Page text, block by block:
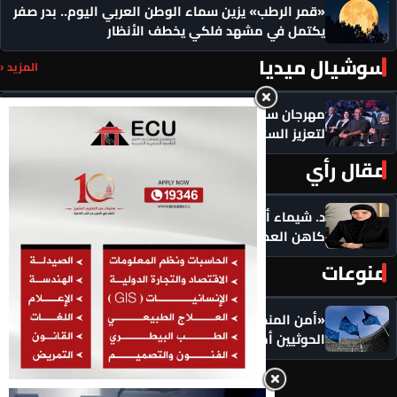
«قمر الرطب» يزين سماء الوطن العربي اليوم.. بدر صفر
يكتمل في مشهد فلكي يخطف الأنظار
سوشيال ميديا المزيد ‹
مهرجان سيمفوني للفنون يكرم رموزاً مؤثرة ويدعو
لتعزيز السلام
مقال رأي
د. شيماء أحمدين تكتب .. حين يصبح الذكاء الاصطناعي
كاهن العصر: هل نستبدل التأمل بالاستهلاك؟
منوعات المزيد ‹
«أمن المنطقة في خطر».. الاتحاد الأوروبي يضع
الحوثيين أمام مسؤولياتهم: أوقفوا الهجمات فورًا